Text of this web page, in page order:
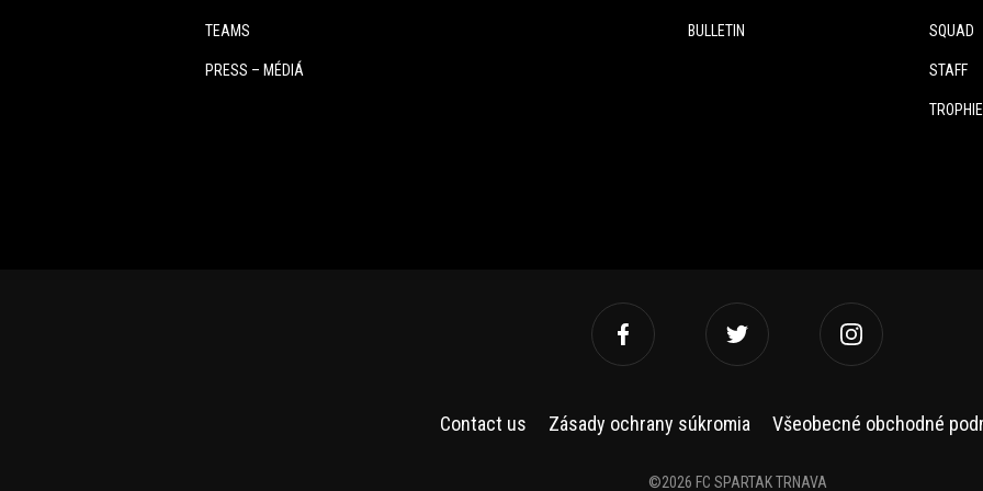
TEAMS
PRESS – MÉDIÁ
BULLETIN SQUAD
STAFF
Contact us Zásady ochrany súkromia Všeobecné obchodné
©2026 FC SPARTAK TRNAVA